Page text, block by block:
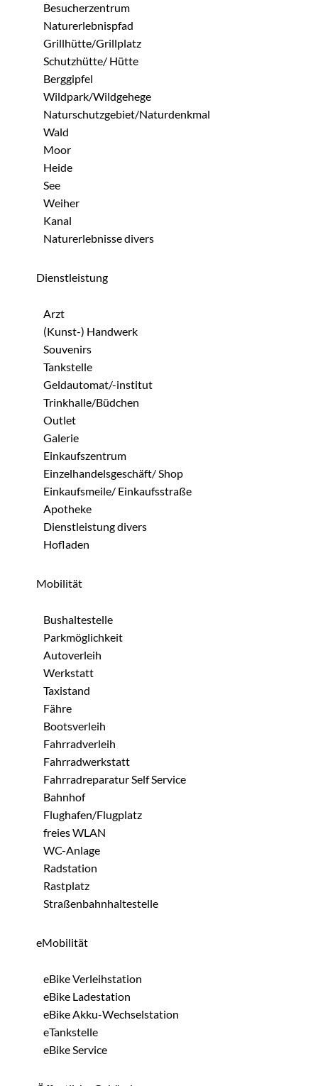
Besucherzentrum
Naturerlebnispfad
Grillhütte/Grillplatz
Schutzhütte/ Hütte
Berggipfel
Wildpark/Wildgehege
Naturschutzgebiet/Naturdenkmal
Wald
Moor
Heide
See
Weiher
Kanal
Naturerlebnisse divers
Dienstleistung
Arzt
(Kunst-) Handwerk
Souvenirs
Tankstelle
Geldautomat/-institut
Trinkhalle/Büdchen
Outlet
Galerie
Einkaufszentrum
Einzelhandelsgeschäft/ Shop
Einkaufsmeile/ Einkaufsstraße
Apotheke
Dienstleistung divers
Hofladen
Mobilität
Bushaltestelle
Parkmöglichkeit
Autoverleih
Werkstatt
Taxistand
Fähre
Bootsverleih
Fahrradverleih
Fahrradwerkstatt
Fahrradreparatur Self Service
Bahnhof
Flughafen/Flugplatz
freies WLAN
WC-Anlage
Radstation
Rastplatz
Straßenbahnhaltestelle
eMobilität
eBike Verleihstation
eBike Ladestation
eBike Akku-Wechselstation
eTankstelle
eBike Service